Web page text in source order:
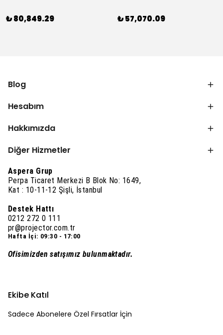
₺ 80,849.29 ₺ 57,070.09
Blog
Hesabım
Hakkımızda
Diğer Hizmetler
Aspera Grup
Perpa Ticaret Merkezi B Blok No: 1649,
Kat : 10-11-12 Şişli, İstanbul
Destek Hattı
0212 272 0 111
pr@projector.com.tr
Hafta İçi: 09:30 - 17:00
Ofisimizden satışımız bulunmaktadır.
Ekibe Katıl
Sadece Abonelere Özel Fırsatlar İçin